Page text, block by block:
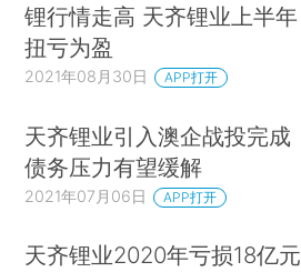
锂行情走高 天齐锂业上半年
扭亏为盈
2021年08月30日 APP打开
天齐锂业引入澳企战投完成
债务压力有望缓解
2021年07月06日 APP打开
天齐锂业2020年亏损18亿元